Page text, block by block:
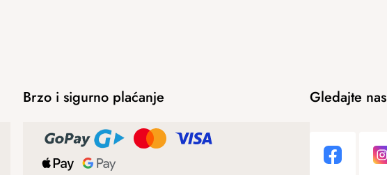
Brzo i sigurno plaćanje Gledajte nas